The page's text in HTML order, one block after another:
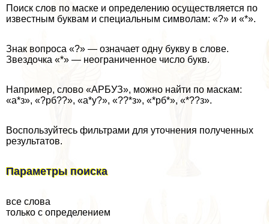
Поиск слов по маске и определению осуществляется по
известным буквам и специальным символам: «?» и «*».
Знак вопроса «?» — означает одну букву в слове.
Звездочка «*» — неограниченное число букв.
Например, слово «АРБУЗ», можно найти по маскам:
«а*з», «?рб??», «а*у?», «??*з», «*рб*», «*??з».
Воспользуйтесь фильтрами для уточнения полученных
результатов.
Параметры поиска
все слова
только с определением